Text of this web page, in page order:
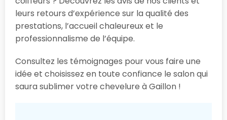
leurs retours d’expérience sur la qualité des
prestations, l’accueil chaleureux et le
professionnalisme de l’équipe.
Consultez les témoignages pour vous faire une
idée et choisissez en toute confiance le salon qui
saura sublimer votre chevelure à Gaillon !